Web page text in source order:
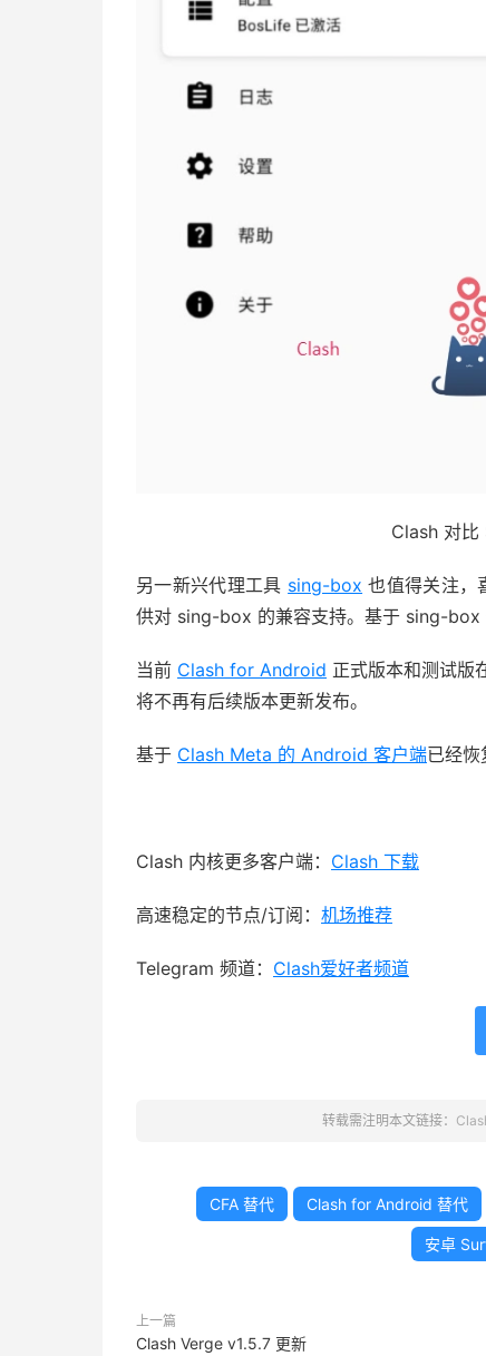
Clash 对
另一新兴代理工具 sing-box 也值得关注，
供对 sing-box 的兼容支持。基于 sing-box
当前 Clash for Android 正式版本和测试版
将不再有后续版本更新发布。
基于 Clash Meta 的 Android 客户端已经恢
Clash 内核更多客户端： Clash 下载
高速稳定的节点/订阅： 机场推荐
Telegram 频道： Clash爱好者频道
转载需注明本文链接：
CFA 替代 Clash for Android 替代
安卓
上一篇
Clash Verge v1.5.7 更新